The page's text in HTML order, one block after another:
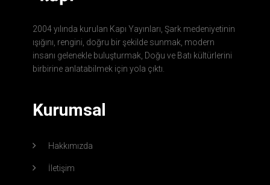
2004 yılında kurulan Kapı Yayınları, Şark medeniyetinin
ışığını, rengini, doğru bir şekilde sunmak, modern
insanı gelenekle buluşturmak, Doğu ve Batı kültürlerini
birbirine anlatabilmek için yola çıktı.
Kurumsal
Hakkımızda
İletişim